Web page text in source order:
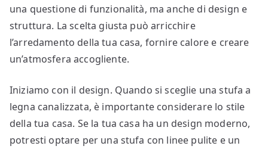
una questione di funzionalità, ma anche di design e
struttura. La scelta giusta può arricchire
l’arredamento della tua casa, fornire calore e creare
un’atmosfera accogliente.
Iniziamo con il design. Quando si sceglie una stufa a
legna canalizzata, è importante considerare lo stile
della tua casa. Se la tua casa ha un design moderno,
potresti optare per una stufa con linee pulite e un